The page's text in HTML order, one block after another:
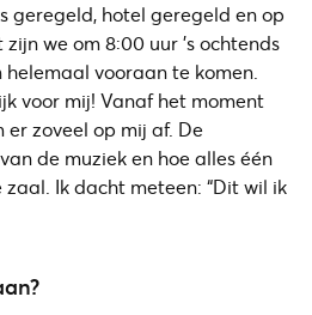
geregeld, hotel geregeld en op
we om 8:00 uur ’s ochtends
vooraan te komen.
voor mij! Vanaf het moment
zoveel op mij af. De
de muziek en hoe alles één
Ik dacht meteen: “Dit wil ik